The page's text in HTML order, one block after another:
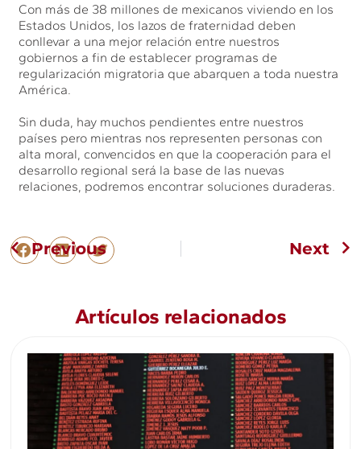
Con más de 38 millones de mexicanos viviendo en los
Estados Unidos, los lazos de fraternidad deben
conllevar a una mejor relación entre nuestros
gobiernos a fin de establecer programas de
regularización migratoria que abarquen a toda nuestra
América.
Sin duda, hay muchos pendientes entre nuestros
países pero mientras nos representen personas con
alta moral, convencidos en que la cooperación para el
desarrollo regional será la base de las nuevas
relaciones, podremos encontrar soluciones duraderas.
Previous Next
Artículos relacionados